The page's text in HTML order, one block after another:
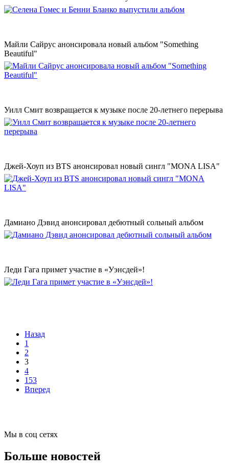
Майли Сайрус анонсировала новый альбом "Something
Beautiful"
Уилл Смит возвращается к музыке после 20-летнего перерыва
Джей-Хоуп из BTS анонсировал новый сингл "MONA LISA"
Дамиано Дэвид анонсировал дебютный сольный альбом
Леди Гага примет участие в «Уэнсдей»!
Назад
1
2
3
4
153
Вперед
Мы в соц сетях
Больше новостей